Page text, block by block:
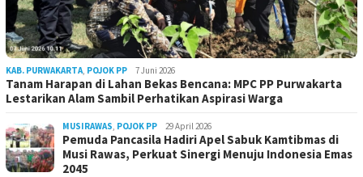
KAB. PURWAKARTA POJOK PP 7 Juni 2026
Tanam Harapan di Lahan Bekas Bencana: MPC PP Purwakarta
Lestarikan Alam Sambil Perhatikan Aspirasi Warga
MUSIRAWAS POJOK PP 29 April 2026
Pemuda Pancasila Hadiri Apel Sabuk Kamtibmas di
Musi Rawas, Perkuat Sinergi Menuju Indonesia Emas
2045